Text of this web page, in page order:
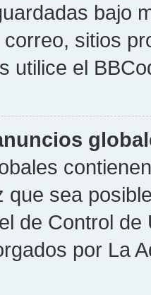
bajo
sitios
utilice el
que sea
de Control
por La